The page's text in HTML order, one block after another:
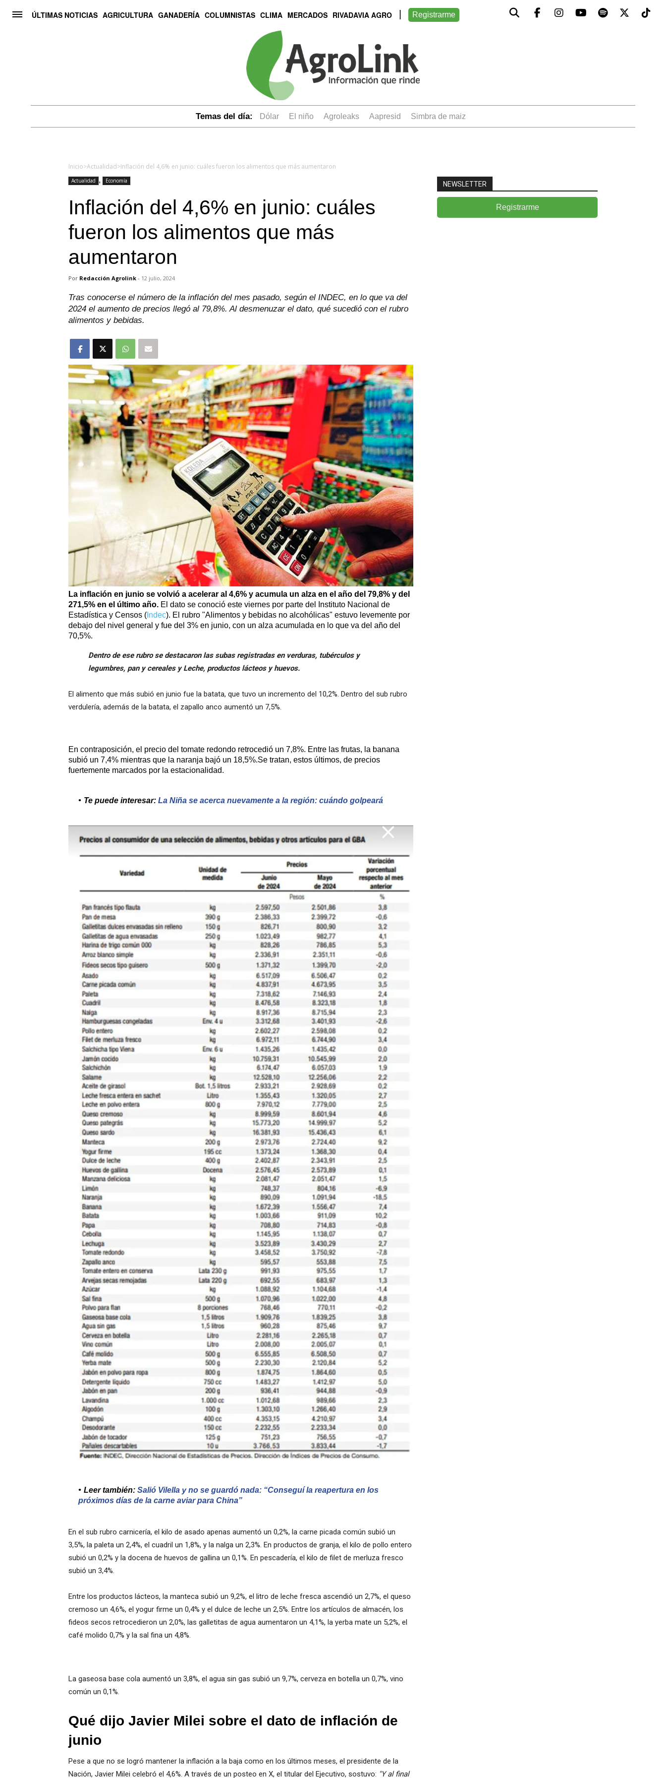
ÚLTIMAS NOTICIAS AGRICULTURA GANADERÍA COLUMNISTAS CLIMA MERCADOS RIVADAVIA AGRO Registrarme
Temas del día: dólar el niño Agroleaks aapresid simbra de maiz
Inicio>Actualidad>Inflación del 4,6% en junio: cuáles fueron los alimentos que más aumentaron
Actualidad , Economía
Inflación del 4,6% en junio: cuáles
fueron los alimentos que más
aumentaron
Por Redacción Agrolink - 12 julio, 2024
Tras conocerse el número de la inflación del mes pasado, según el INDEC, en lo que va del
2024 el aumento de precios llegó al 79,8%. Al desmenuzar el dato, qué sucedió con el rubro
alimentos y bebidas.
La inflación en junio se volvió a acelerar al 4,6% y acumula un alza en el año del 79,8% y del
271,5% en el último año. El dato se conoció este viernes por parte del Instituto Nacional de
Estadística y Censos ( Indec). El rubro "Alimentos y bebidas no alcohólicas" estuvo levemente por
debajo del nivel general y fue del 3% en junio, con un alza acumulada en lo que va del año del
70,5%.
Dentro de ese rubro se destacaron las subas registradas en verduras, tubérculos y
legumbres, pan y cereales y Leche, productos lácteos y huevos.
El alimento que más subió en junio fue la batata, que tuvo un incremento del 10,2%. Dentro del sub rubro
verdulería, además de la batata, el zapallo anco aumentó un 7,5%.
En contraposición, el precio del tomate redondo retrocedió un 7,8%. Entre las frutas, la banana
subió un 7,4% mientras que la naranja bajó un 18,5%.Se tratan, estos últimos, de precios
fuertemente marcados por la estacionalidad.
Te puede interesar: La Niña se acerca nuevamente a la región: cuándo golpeará
Leer también: Salió Vilella y no se guardó nada: “Conseguí la reapertura en los
próximos días de la carne aviar para China”
En el sub rubro carnicería, el kilo de asado apenas aumentó un 0,2%, la carne picada común subió un
3,5%, la paleta un 2,4%, el cuadril un 1,8%, y la nalga un 2,3%. En productos de granja, el kilo de pollo entero
subió un 0,2% y la docena de huevos de gallina un 0,1%. En pescadería, el kilo de filet de merluza fresco
subió un 3,4%.
Entre los productos lácteos, la manteca subió un 9,2%, el litro de leche fresca ascendió un 2,7%, el queso
cremoso un 4,6%, el yogur firme un 0,4% y el dulce de leche un 2,5%. Entre los artículos de almacén, los
fideos secos retrocedieron un 2,0%, las galletitas de agua aumentaron un 4,1%, la yerba mate un 5,2%, el
café molido 0,7% y la sal fina un 4,8%.
La gaseosa base cola aumentó un 3,8%, el agua sin gas subió un 9,7%, cerveza en botella un 0,7%, vino
común un 0,1%.
Qué dijo Javier Milei sobre el dato de inflación de
junio
Pese a que no se logró mantener la inflación a la baja como en los últimos meses, el presidente de la
Nación, Javier Milei celebró el 4,6%. A través de un posteo en X, el titular del Ejecutivo, sostuvo: "Y al final
NEWSLETTER
Registrarme